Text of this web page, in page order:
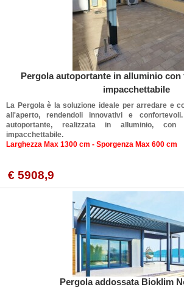
Pergola autoportante in alluminio
impacchettabile
La Pergola è la soluzione ideale per arredare e
all'aperto, rendendoli innovativi e
autoportante, realizzata in alluminio,
impacchettabile.
Larghezza Max 1300 cm - Sporgenza Max 600 cm
€ 5908,9
Pergola addossata Bioklim